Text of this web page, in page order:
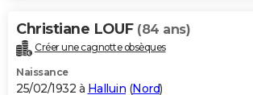
Christiane LOUF (84 ans)
Créer une cagnotte obsèques
Naissance
25/02/1932 à Halluin (Nord)